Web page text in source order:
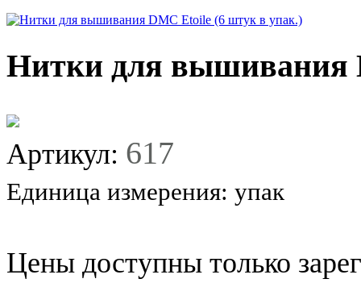
Нитки для вышивания
Артикул: 617
Единица измерения: упак
Цены доступны только